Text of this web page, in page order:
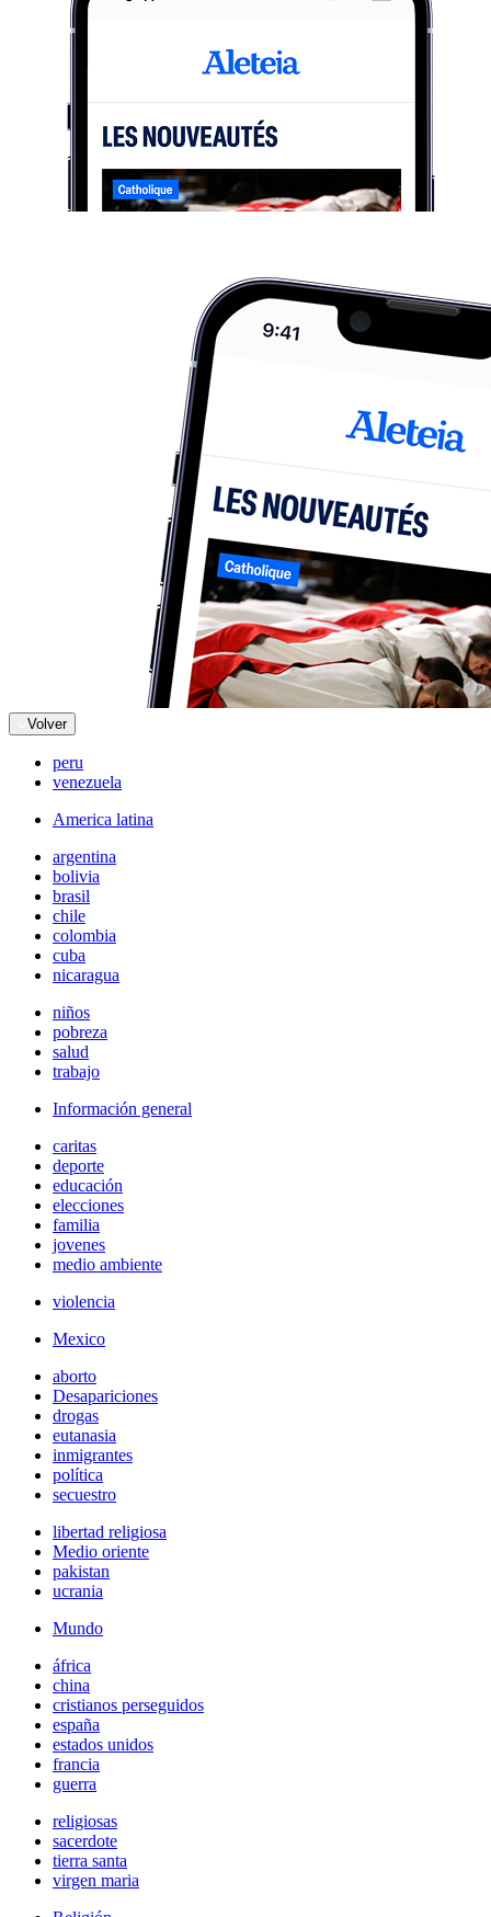
Volver
peru
venezuela
America latina
argentina
bolivia
brasil
chile
colombia
cuba
nicaragua
niños
pobreza
salud
trabajo
Información general
caritas
deporte
educación
elecciones
familia
jovenes
medio ambiente
violencia
Mexico
aborto
Desapariciones
drogas
eutanasia
inmigrantes
política
secuestro
libertad religiosa
Medio oriente
pakistan
ucrania
Mundo
áfrica
china
cristianos perseguidos
españa
estados unidos
francia
guerra
religiosas
sacerdote
tierra santa
virgen maria